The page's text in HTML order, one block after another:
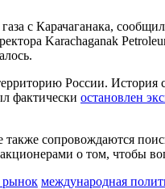
с Карачаганака,
Karachaganak
России.
фактически остановлен
сопровождаются
акционерами о том, чтобы
рынок международная